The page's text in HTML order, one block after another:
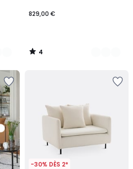
829,00 €
4
/
-30% DÈS 2*